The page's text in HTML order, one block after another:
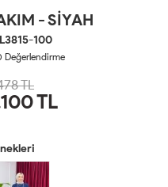
- SİYAH
100
Değerlendirme
TL
TL